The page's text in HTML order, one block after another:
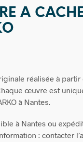
A
réalisée à
œuvre est
à Nantes.
à Nantes ou
: contacter